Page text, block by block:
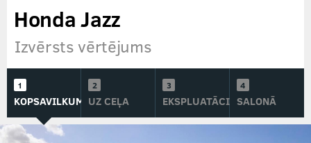
Honda Jazz
Izvērsts vērtējums
KOPSAVILKUMSUZ CEĻA EKSPLUATĀCIJĀSALONĀ